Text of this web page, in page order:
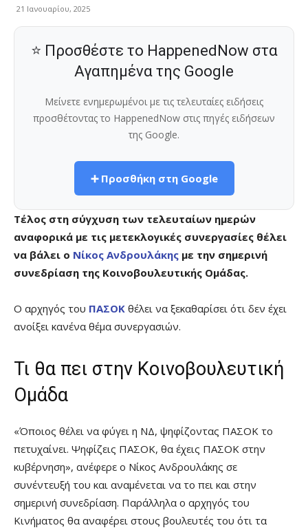
21 Ιανουαρίου, 2025
⭐ Προσθέστε το HappenedNow στα
Αγαπημένα της Google
Μείνετε ενημερωμένοι με τις τελευταίες ειδήσεις
προσθέτοντας το HappenedNow στις πηγές ειδήσεων
της Google.
➕ Προσθήκη στη Google
Τέλος στη σύγχυση των τελευταίων ημερών
αναφορικά με τις μετεκλογικές συνεργασίες θέλει
να βάλει ο Νίκος Ανδρουλάκης με την σημερινή
συνεδρίαση της Κοινοβουλευτικής Ομάδας.
Ο αρχηγός του ΠΑΣΟΚ θέλει να ξεκαθαρίσει ότι δεν έχει
ανοίξει κανένα θέμα συνεργασιών.
Τι θα πει στην Κοινοβουλευτική
Ομάδα
«Όποιος θέλει να φύγει η ΝΔ, ψηφίζοντας ΠΑΣΟΚ το
πετυχαίνει. Ψηφίζεις ΠΑΣΟΚ, θα έχεις ΠΑΣΟΚ στην
κυβέρνηση», ανέφερε ο Νίκος Ανδρουλάκης σε
συνέντευξή του και αναμένεται να το πει και στην
σημερινή συνεδρίαση. Παράλληλα ο αρχηγός του
Κινήματος θα αναφέρει στους βουλευτές του ότι τα